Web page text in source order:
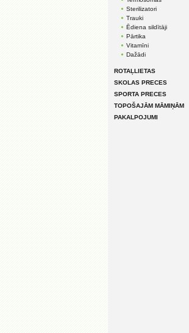
Sterilizatori
Trauki
Ēdiena sildītāji
Pārtika
Vitamīni
Dažādi
ROTAĻLIETAS
SKOLAS PRECES
SPORTA PRECES
TOPOŠAJĀM MĀMIŅĀM
PAKALPOJUMI